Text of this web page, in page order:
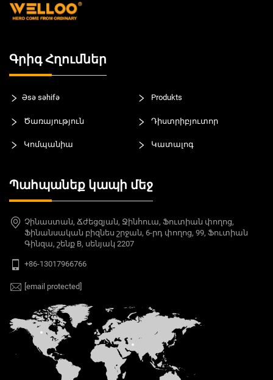
Գրիգ Հղումներ
Əsə səhifə Produkts
Ծառայություն Դիստրիբյուտոր
Կոմպանիա Կատալոգ
Պահպանեք կապի մեջ
Չինաստան, Ճժեցզյան, Ջինհուա, Ֆուտիան փողոց,
Ֆինանսական բիզնես շրջան, 6-րդ փողոց, 99, Ֆուտիան
Գինզա, շենք B, սենյակ 2207
+86-13017966766
[email protected]